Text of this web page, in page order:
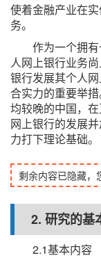
使着金融产业在
务。
作为一个拥
人网上银行业务
银行发展其个人
合实力的重要举
均较晚的中国，
网上银行的发展
力打下理论基础。
剩余内容已隐藏，
2. 研究的基
2.1基本内容